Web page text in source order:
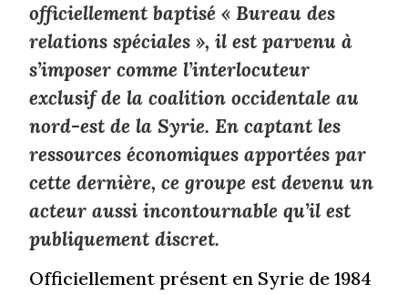
officiellement baptisé « Bureau des
relations spéciales », il est parvenu à
s’imposer comme l’interlocuteur
exclusif de la coalition occidentale au
nord-est de la Syrie. En captant les
ressources économiques apportées par
cette dernière, ce groupe est devenu un
acteur aussi incontournable qu’il est
publiquement discret.
Officiellement présent en Syrie de 1984